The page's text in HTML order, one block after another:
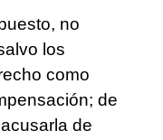
no
los
como
de
de